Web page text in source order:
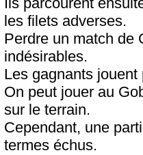
les filets adverses.
Perdre un match de
indésirables.
Les gagnants
On peut jouer au
sur le terrain.
Cependant, une
termes échus.